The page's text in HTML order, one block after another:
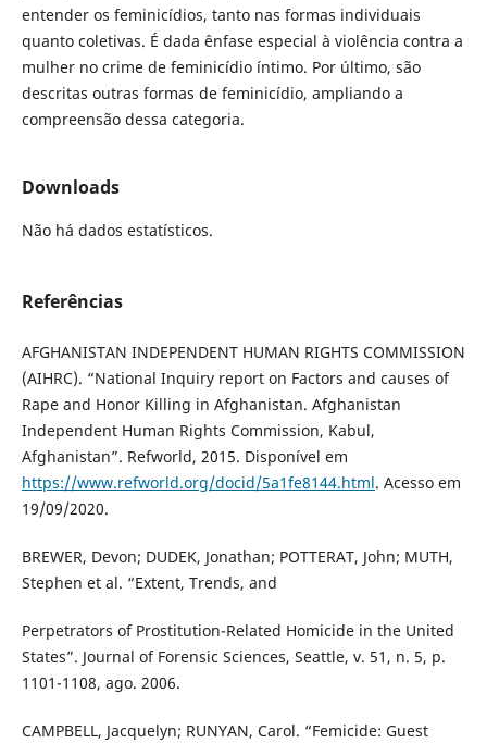
entender os feminicídios, tanto nas formas individuais
quanto coletivas. É dada ênfase especial à violência contra a
mulher no crime de feminicídio íntimo. Por último, são
descritas outras formas de feminicídio, ampliando a
compreensão dessa categoria.
Downloads
Não há dados estatísticos.
Referências
AFGHANISTAN INDEPENDENT HUMAN RIGHTS COMMISSION
(AIHRC). “National Inquiry report on Factors and causes of
Rape and Honor Killing in Afghanistan. Afghanistan
Independent Human Rights Commission, Kabul,
Afghanistan”. Refworld, 2015. Disponível em
https://www.refworld.org/docid/5a1fe8144.html. Acesso em
19/09/2020.
BREWER, Devon; DUDEK, Jonathan; POTTERAT, John; MUTH,
Stephen et al. “Extent, Trends, and
Perpetrators of Prostitution-Related Homicide in the United
States”. Journal of Forensic Sciences, Seattle, v. 51, n. 5, p.
1101-1108, ago. 2006.
CAMPBELL, Jacquelyn; RUNYAN, Carol. “Femicide: Guest